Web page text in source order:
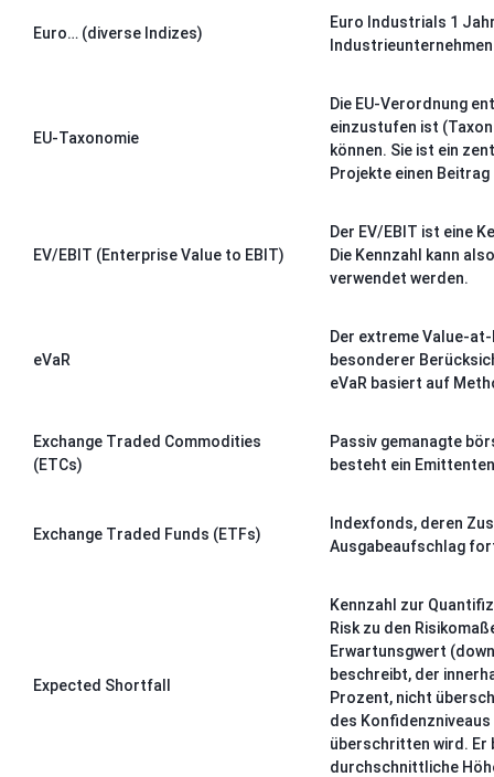
Euro… (diverse Indizes)
Euro Industrials 1
EU-Taxonomie
Die EU-Verordnung
einzustufen ist
können. Sie ist ein
Projekte einen
EV/EBIT (Enterprise Value to EBIT)
Der EV/EBIT ist eine
Die Kennzahl kann
verwendet werden.
eVaR
Der extreme Value-
besonderer
eVaR basiert auf
Exchange Traded Commodities
(ETCs)
Passiv gemanagte
besteht ein
Exchange Traded Funds (ETFs)
Indexfonds, deren
Ausgabeaufschlag
Expected Shortfall
Kennzahl zur
Risk zu den
Erwartunsgwert
beschreibt, der
Prozent, nicht
des
überschritten wird. Er
durchschnittliche